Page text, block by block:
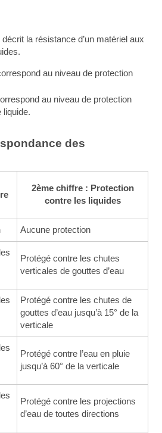
décrit la résistance d’un matériel aux
au niveau de protection
au niveau de protection
liquide.
des
2ème chiffre : Protection
contre les liquides
Aucune protection
Protégé contre les chutes
verticales de gouttes d’eau
Protégé contre les chutes de
gouttes d’eau jusqu’à 15° de la
verticale
Protégé contre l’eau en pluie
jusqu’à 60° de la verticale
Protégé contre les projections
d’eau de toutes directions